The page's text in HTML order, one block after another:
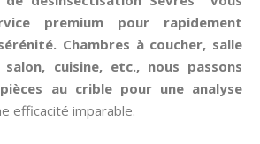
premium pour rapidement
Chambres à coucher, salle
cuisine, etc., nous passons
au crible pour une analyse
efficacité imparable.